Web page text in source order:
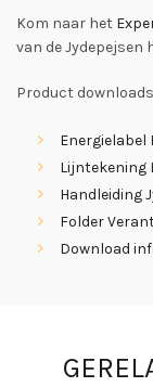
Kom naar het
van de
Product downloads
Energielabel
Lijntekening
Handleiding
Folder
Download